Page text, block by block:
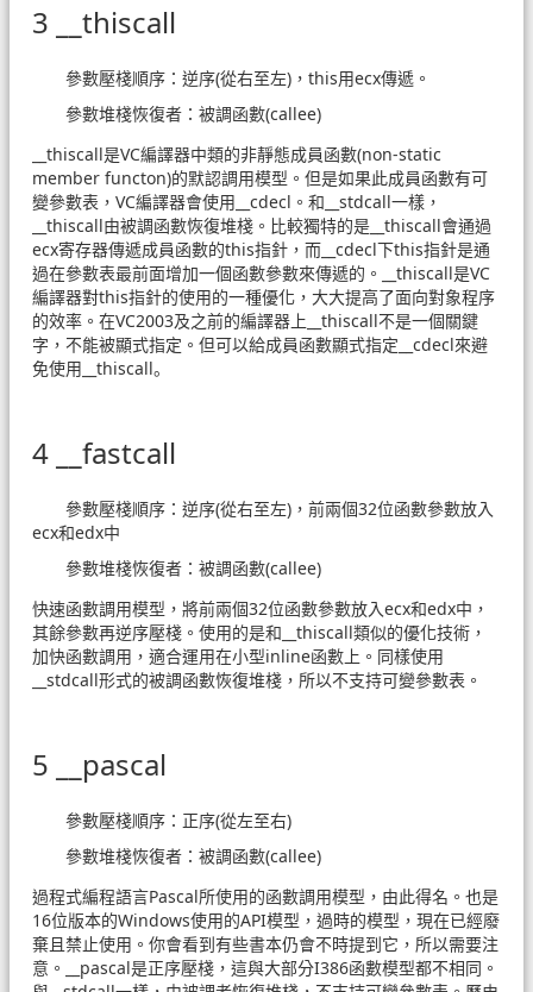
3 __thiscall
參數壓棧順序：逆序(從右至左)，this用ecx傳遞。
參數堆棧恢復者：被調函數(callee)
__thiscall是VC編譯器中類的非靜態成員函數(non-static
member functon)的默認調用模型。但是如果此成員函數有可
變參數表，VC編譯器會使用__cdecl。和__stdcall一樣，
__thiscall由被調函數恢復堆棧。比較獨特的是__thiscall會通過
ecx寄存器傳遞成員函數的this指針，而__cdecl下this指針是通
過在參數表最前面增加一個函數參數來傳遞的。__thiscall是VC
編譯器對this指針的使用的一種優化，大大提高了面向對象程序
的效率。在VC2003及之前的編譯器上__thiscall不是一個關鍵
字，不能被顯式指定。但可以給成員函數顯式指定__cdecl來避
免使用__thiscall。
4 __fastcall
參數壓棧順序：逆序(從右至左)，前兩個32位函數參數放入
ecx和edx中
參數堆棧恢復者：被調函數(callee)
快速函數調用模型，將前兩個32位函數參數放入ecx和edx中，
其餘參數再逆序壓棧。使用的是和__thiscall類似的優化技術，
加快函數調用，適合運用在小型inline函數上。同樣使用
__stdcall形式的被調函數恢復堆棧，所以不支持可變參數表。
5 __pascal
參數壓棧順序：正序(從左至右)
參數堆棧恢復者：被調函數(callee)
過程式編程語言Pascal所使用的函數調用模型，由此得名。也是
16位版本的Windows使用的API模型，過時的模型，現在已經廢
棄且禁止使用。你會看到有些書本仍會不時提到它，所以需要注
意。__pascal是正序壓棧，這與大部分I386函數模型都不相同。